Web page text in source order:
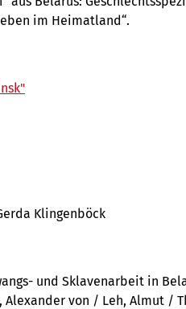
im Heimatland“.
Klingenböck
und Sklavenarbeit in
von / Leh, Almut /